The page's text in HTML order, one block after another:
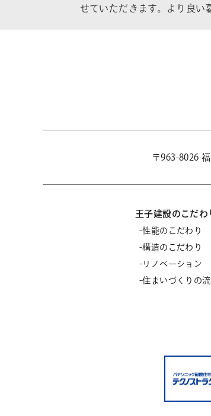
せていただきます。より良い
〒963-8026
王子建設のこだわ
性能のこだわり
構造のこだわり
リノベーション
住まいづくりの